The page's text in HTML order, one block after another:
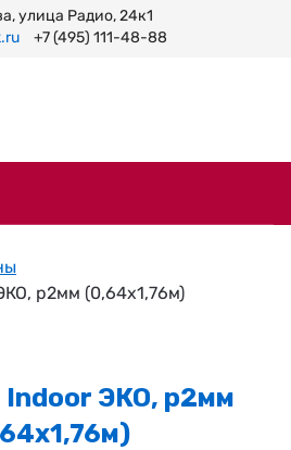
улица Радио, 24к1
+7 (495) 111-48-88
p2мм (0,64х1,76м)
Indoor ЭКО, p2мм